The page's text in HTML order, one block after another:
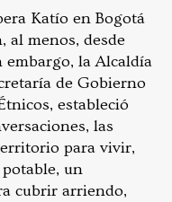
Katío en Bogotá
al menos, desde
embargo, la Alcaldía
de Gobierno
estableció
las
para vivir,
un
cubrir arriendo,